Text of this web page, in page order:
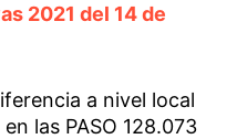
2021 del 14 de
a nivel local
las PASO 128.073